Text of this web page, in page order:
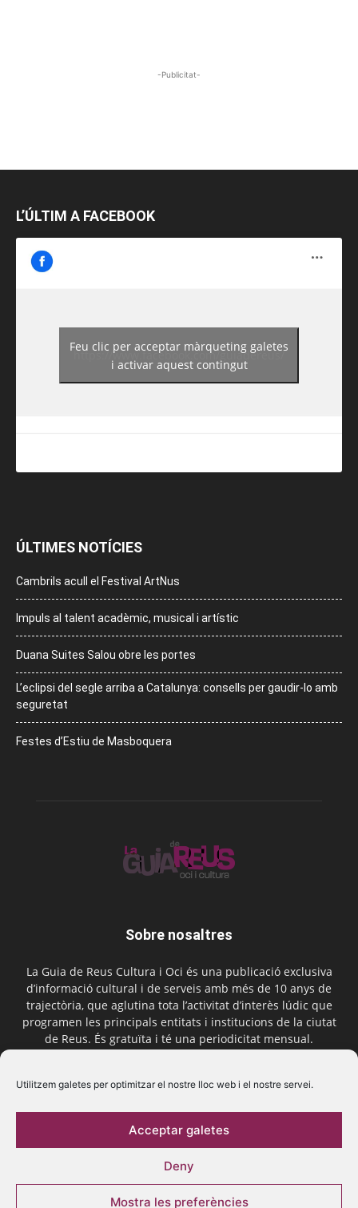
Utilitzem galetes per optimitzar el nostre lloc web i el nostre servei.
Acceptar galetes
Deny
Mostra les preferències
-Publicitat-
L’ÚLTIM A FACEBOOK
https://www.facebook.com/guiadereus/
Feu clic per acceptar màrqueting galetes
i activar aquest contingut
ÚLTIMES NOTÍCIES
Cambrils acull el Festival ArtNus
Impuls al talent acadèmic, musical i artístic
Duana Suites Salou obre les portes
L’eclipsi del segle arriba a Catalunya: consells per gaudir-lo amb
seguretat
Festes d’Estiu de Masboquera
Sobre nosaltres
La Guia de Reus Cultura i Oci és una publicació exclusiva
d’informació cultural i de serveis amb més de 10 anys de
trajectòria, que aglutina tota l’activitat d’interès lúdic que
programen les principals entitats i institucions de la ciutat
de Reus. És gratuïta i té una periodicitat mensual.
Segueix-nos